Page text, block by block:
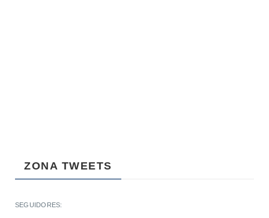
ZONA TWEETS
SEGUIDORES: